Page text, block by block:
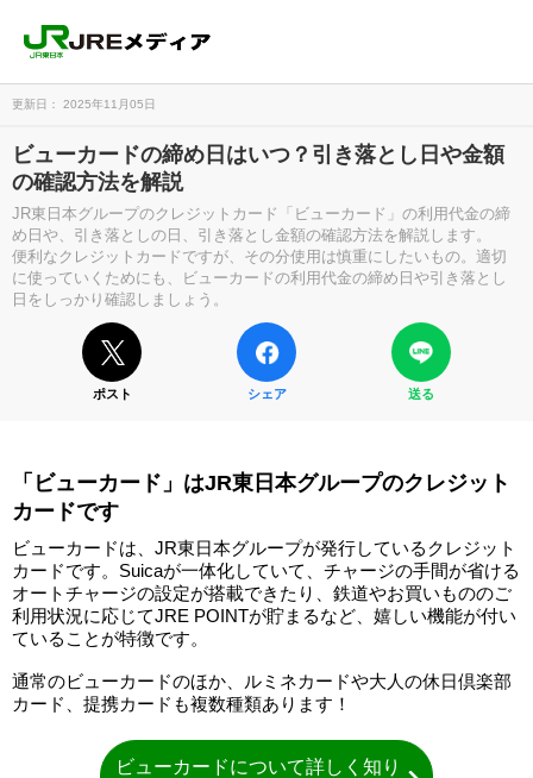
更新日： 2025年11月05日
ビューカードの締め日はいつ？引き落とし日や金額
の確認方法を解説
JR東日本グループのクレジットカード「ビューカード」の利用代金の締
め日や、引き落としの日、引き落とし金額の確認方法を解説します。
便利なクレジットカードですが、その分使用は慎重にしたいもの。適切
に使っていくためにも、ビューカードの利用代金の締め日や引き落とし
日をしっかり確認しましょう。
ポスト シェア 送る
「ビューカード」はJR東日本グループのクレジット
カードです
ビューカードは、JR東日本グループが発行しているクレジット
カードです。Suicaが一体化していて、チャージの手間が省ける
オートチャージの設定が搭載できたり、鉄道やお買いもののご
利用状況に応じてJRE POINTが貯まるなど、嬉しい機能が付い
ていることが特徴です。
通常のビューカードのほか、ルミネカードや大人の休日倶楽部
カード、提携カードも複数種類あります！
ビューカードについて詳しく知り